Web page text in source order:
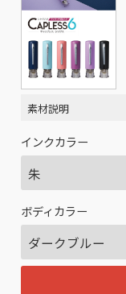
素材説明
インクカラー
ボディカラー